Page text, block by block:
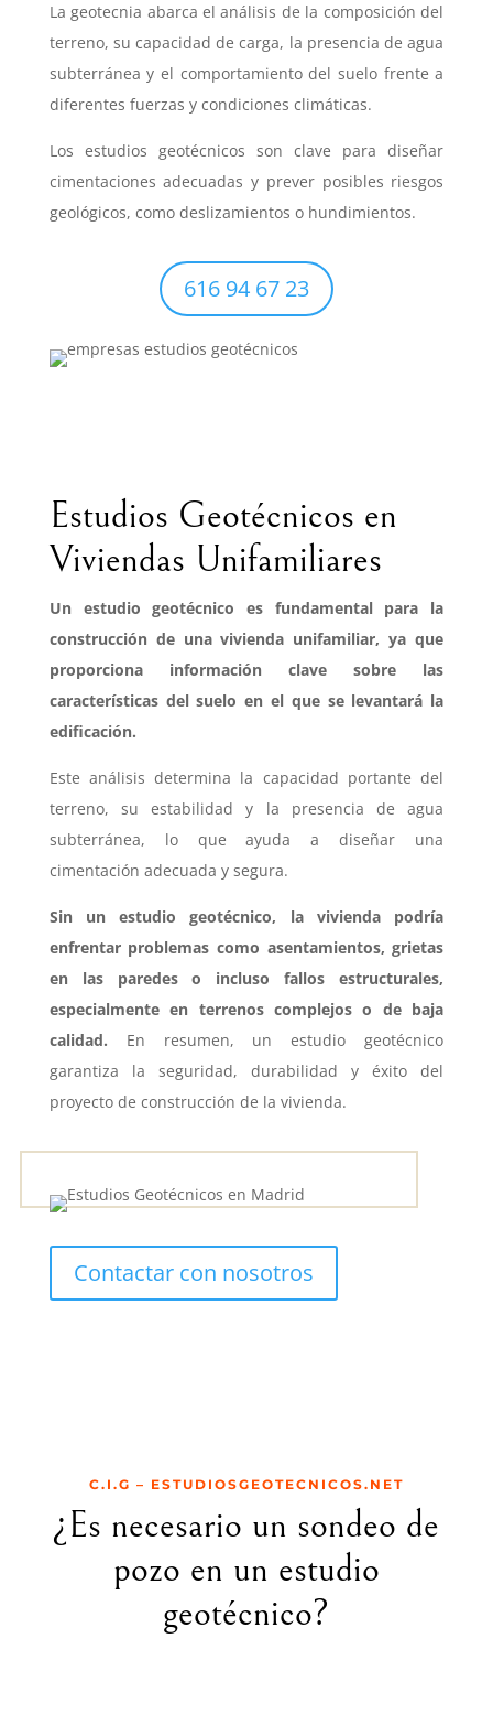
La geotecnia abarca el análisis de la composición del
terreno, su capacidad de carga, la presencia de agua
subterránea y el comportamiento del suelo frente a
diferentes fuerzas y condiciones climáticas.
Los estudios geotécnicos son clave para diseñar
cimentaciones adecuadas y prever posibles riesgos
geológicos, como deslizamientos o hundimientos.
616 94 67 23
Estudios Geotécnicos en
Viviendas Unifamiliares
Un estudio geotécnico es fundamental para la
construcción de una vivienda unifamiliar, ya que
proporciona información clave sobre las
características del suelo en el que se levantará la
edificación.
Este análisis determina la capacidad portante del
terreno, su estabilidad y la presencia de agua
subterránea, lo que ayuda a diseñar una
cimentación adecuada y segura.
Sin un estudio geotécnico, la vivienda podría
enfrentar problemas como asentamientos, grietas
en las paredes o incluso fallos estructurales,
especialmente en terrenos complejos o de baja
calidad. En resumen, un estudio geotécnico
garantiza la seguridad, durabilidad y éxito del
proyecto de construcción de la vivienda.
Contactar con nosotros
C.I.G – ESTUDIOSGEOTECNICOS.NET
¿Es necesario un sondeo de
pozo en un estudio
geotécnico?